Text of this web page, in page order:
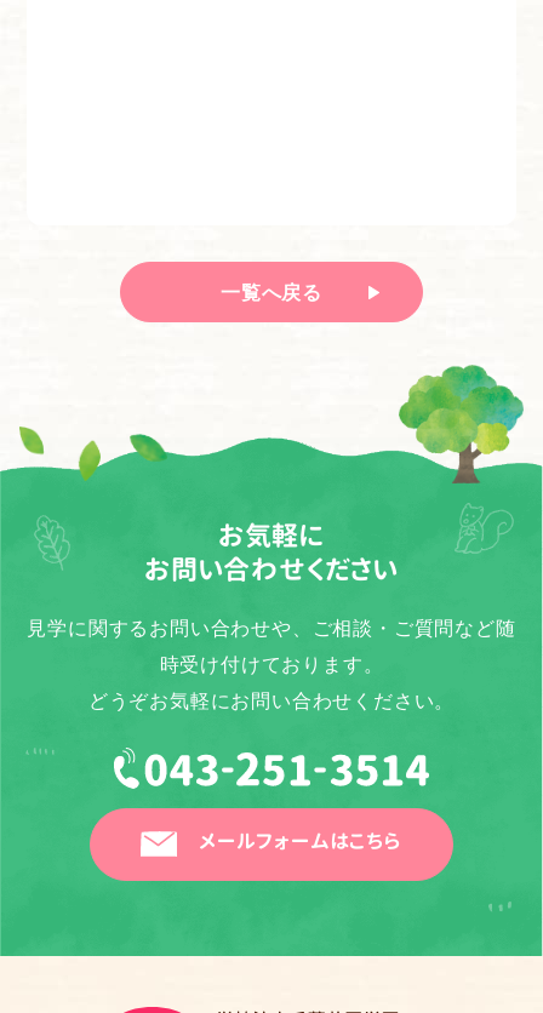
一覧へ戻る
お気軽に
お問い合わせください
見学に関するお問い合わせや、ご相談・ご質問など随
時受け付けております。
どうぞお気軽にお問い合わせください。
メールフォームはこちら